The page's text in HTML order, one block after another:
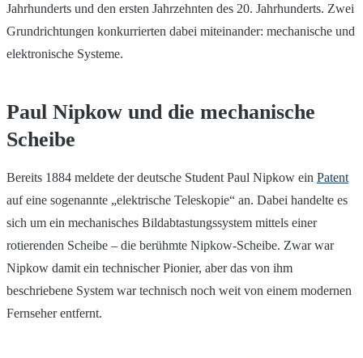
Jahrhunderts und den ersten Jahrzehnten des 20. Jahrhunderts. Zwei
Grundrichtungen konkurrierten dabei miteinander: mechanische und
elektronische Systeme.
Paul Nipkow und die mechanische
Scheibe
Bereits 1884 meldete der deutsche Student Paul Nipkow ein Patent
auf eine sogenannte „elektrische Teleskopie“ an. Dabei handelte es
sich um ein mechanisches Bildabtastungssystem mittels einer
rotierenden Scheibe – die berühmte Nipkow-Scheibe. Zwar war
Nipkow damit ein technischer Pionier, aber das von ihm
beschriebene System war technisch noch weit von einem modernen
Fernseher entfernt.